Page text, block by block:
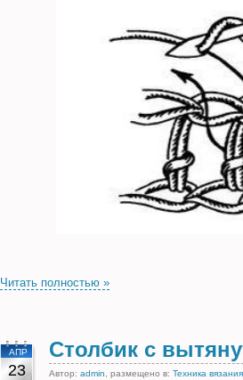
Читать полностью »
АПР
23
Столбик с
Автор: admin , размещено в: Техника вязания